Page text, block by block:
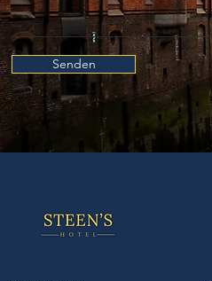
Senden